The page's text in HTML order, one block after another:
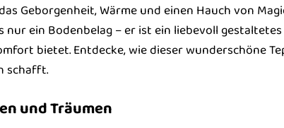
Geborgenheit, Wärme und einen Hauch von
ein Bodenbelag – er ist ein liebevoll gestaltetes
bietet. Entdecke, wie dieser wunderschöne
schafft.
und Träumen